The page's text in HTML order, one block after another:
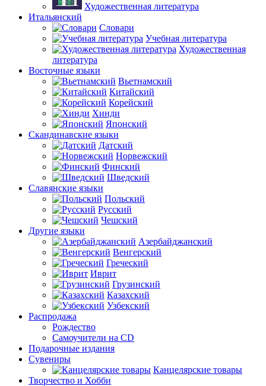
Художественная литература
Итальянский
Словари
Учебная литература
Художественная
литература
Восточные языки
Вьетнамский
Китайский
Корейский
Хинди
Японский
Скандинавские языки
Датский
Норвежский
Финский
Шведский
Славянские языки
Польский
Русский
Чешский
Другие языки
Азербайджанский
Венгерский
Греческий
Иврит
Грузинский
Казахский
Узбекский
Распродажа
Рождество
Самоучители на CD
Подарочные издания
Сувениры
Канцелярские товары
Творчество и Хобби